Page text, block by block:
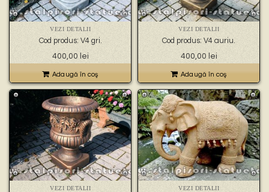
VEZI DETALII
Cod produs: V4 gri.
400,00 lei
Adaugă în coş
VEZI DETALII
Cod produs: V4 auriu.
400,00 lei
Adaugă în coş
VEZI DETALII VEZI DETALII